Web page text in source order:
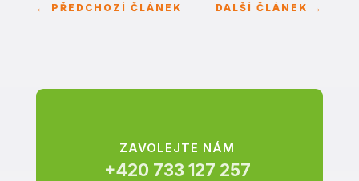
← PŘEDCHOZÍ ČLÁNEK DALŠÍ ČLÁNEK →
ZAVOLEJTE NÁM
+420 733 127 257